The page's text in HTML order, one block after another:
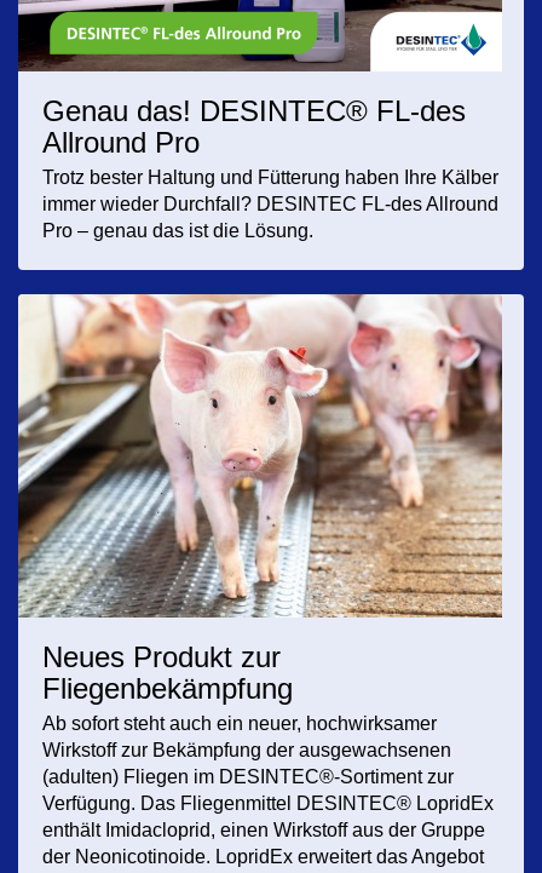
Genau das! DESINTEC® FL-des
Allround Pro
Trotz bester Haltung und Fütterung haben Ihre Kälber
immer wieder Durchfall? DESINTEC FL-des Allround
Pro – genau das ist die Lösung.
Neues Produkt zur
Fliegenbekämpfung
Ab sofort steht auch ein neuer, hochwirksamer
Wirkstoff zur Bekämpfung der ausgewachsenen
(adulten) Fliegen im DESINTEC®-Sortiment zur
Verfügung. Das Fliegenmittel DESINTEC® LopridEx
enthält Imidacloprid, einen Wirkstoff aus der Gruppe
der Neonicotinoide. LopridEx erweitert das Angebot